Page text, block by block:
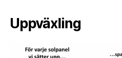
Uppväxling